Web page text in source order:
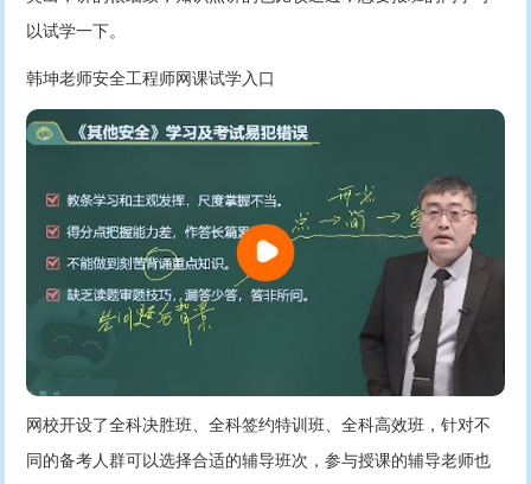
以试学一下。
韩坤老师安全工程师网课试学入口
网校开设了全科决胜班、全科签约特训班、全科高效班，针对不
同的备考人群可以选择合适的辅导班次，参与授课的辅导老师也